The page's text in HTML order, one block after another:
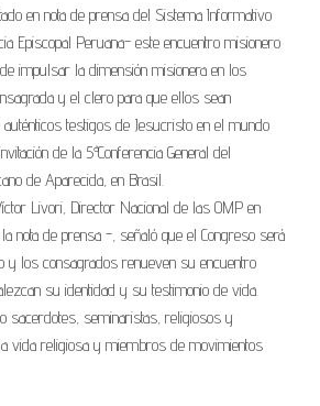
en nota de prensa del Sistema Informativo
Episcopal Peruana- este encuentro misionero
impulsar la dimensión misionera en los
y el clero para que ellos sean
testigos de Jesucristo en el mundo
de la 5ª Conferencia General del
de Aparecida, en Brasil.
Livori, Director Nacional de las OMP en
nota de prensa -, señaló que el Congreso será
y los consagrados renueven su encuentro
su identidad y su testimonio de vida.
sacerdotes, seminaristas, religiosos y
vida religiosa y miembros de movimientos